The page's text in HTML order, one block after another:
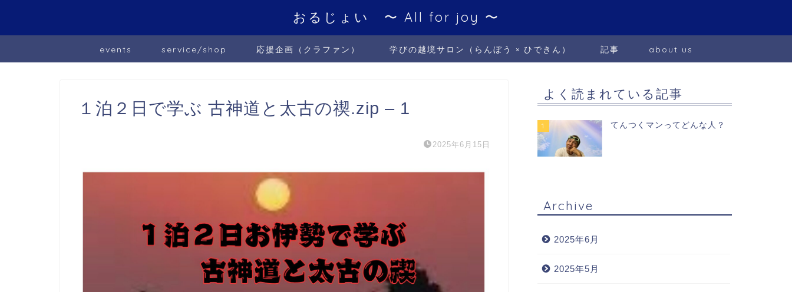
おるじょい 〜 All for joy 〜
events service/shop 応援企画（クラファン） 学びの越境サロン（らんぼう × ひできん） 記事 about us
１泊２日で学ぶ 古神道と太古の禊.zip – 1
2025年6月15日
よく読まれている記事
1 てんつくマンってどんな人？
Archive
2025年6月
2025年5月